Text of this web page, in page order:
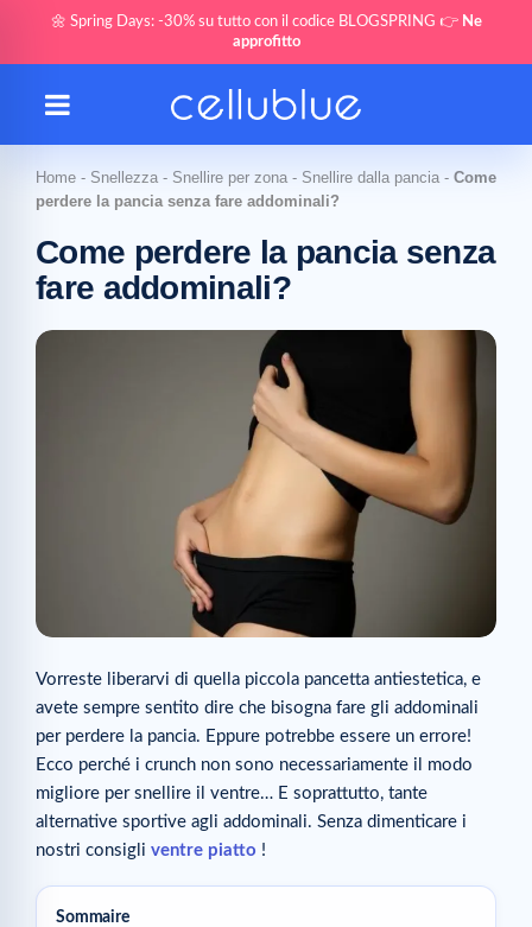
🌼 Spring Days: -30% su tutto con il codice BLOGSPRING 👉 Ne
approfitto
Home - Snellezza - Snellire per zona - Snellire dalla pancia - Come
perdere la pancia senza fare addominali?
Come perdere la pancia senza
fare addominali?
Vorreste liberarvi di quella piccola pancetta antiestetica, e
avete sempre sentito dire che bisogna fare gli addominali
per perdere la pancia. Eppure potrebbe essere un errore!
Ecco perché i crunch non sono necessariamente il modo
migliore per snellire il ventre… E soprattutto, tante
alternative sportive agli addominali. Senza dimenticare i
nostri consigli ventre piatto !
Sommaire